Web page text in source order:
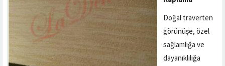
Doğal traverten
görünüşe, özel
sağlamlığa ve
dayanıklılığa